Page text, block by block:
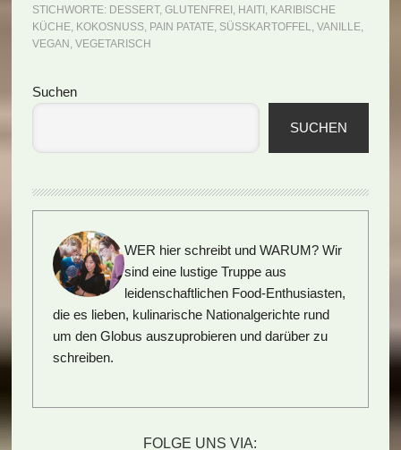
STICHWORTE: DESSERT, GLUTENFREI , HAITI , KARIBISCHE
KÜCHE, KOKOSNUSS, PAIN PATATE, SÜSSKARTOFFEL , VANILLE,
VEGAN , VEGETARISCH
Seitenspalte
Suchen
SUCHEN
WER hier schreibt und WARUM? Wir
sind eine lustige Truppe aus
leidenschaftlichen Food-Enthusiasten,
die es lieben, kulinarische Nationalgerichte rund
um den Globus auszuprobieren und darüber zu
schreiben.
FOLGE UNS VIA: